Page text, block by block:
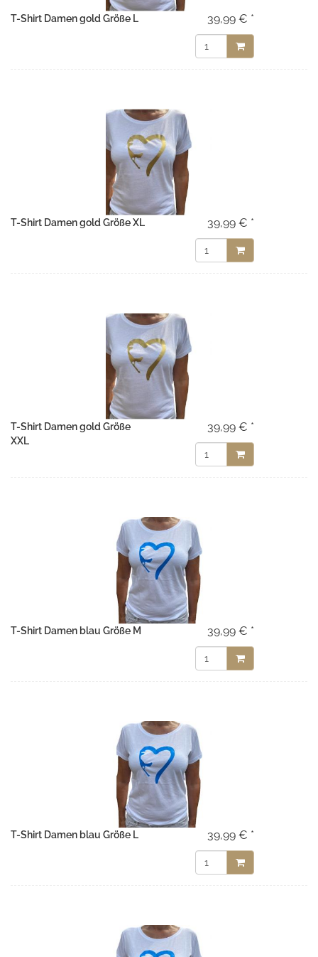
T-Shirt Damen gold Größe L 39,99 € *
T-Shirt Damen gold Größe XL 39,99 € *
T-Shirt Damen gold Größe
XXL
39,99 € *
T-Shirt Damen blau Größe M 39,99 € *
T-Shirt Damen blau Größe L 39,99 € *